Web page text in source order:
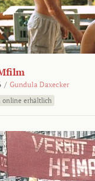
/ Gundula Daxecker
online erhältlich